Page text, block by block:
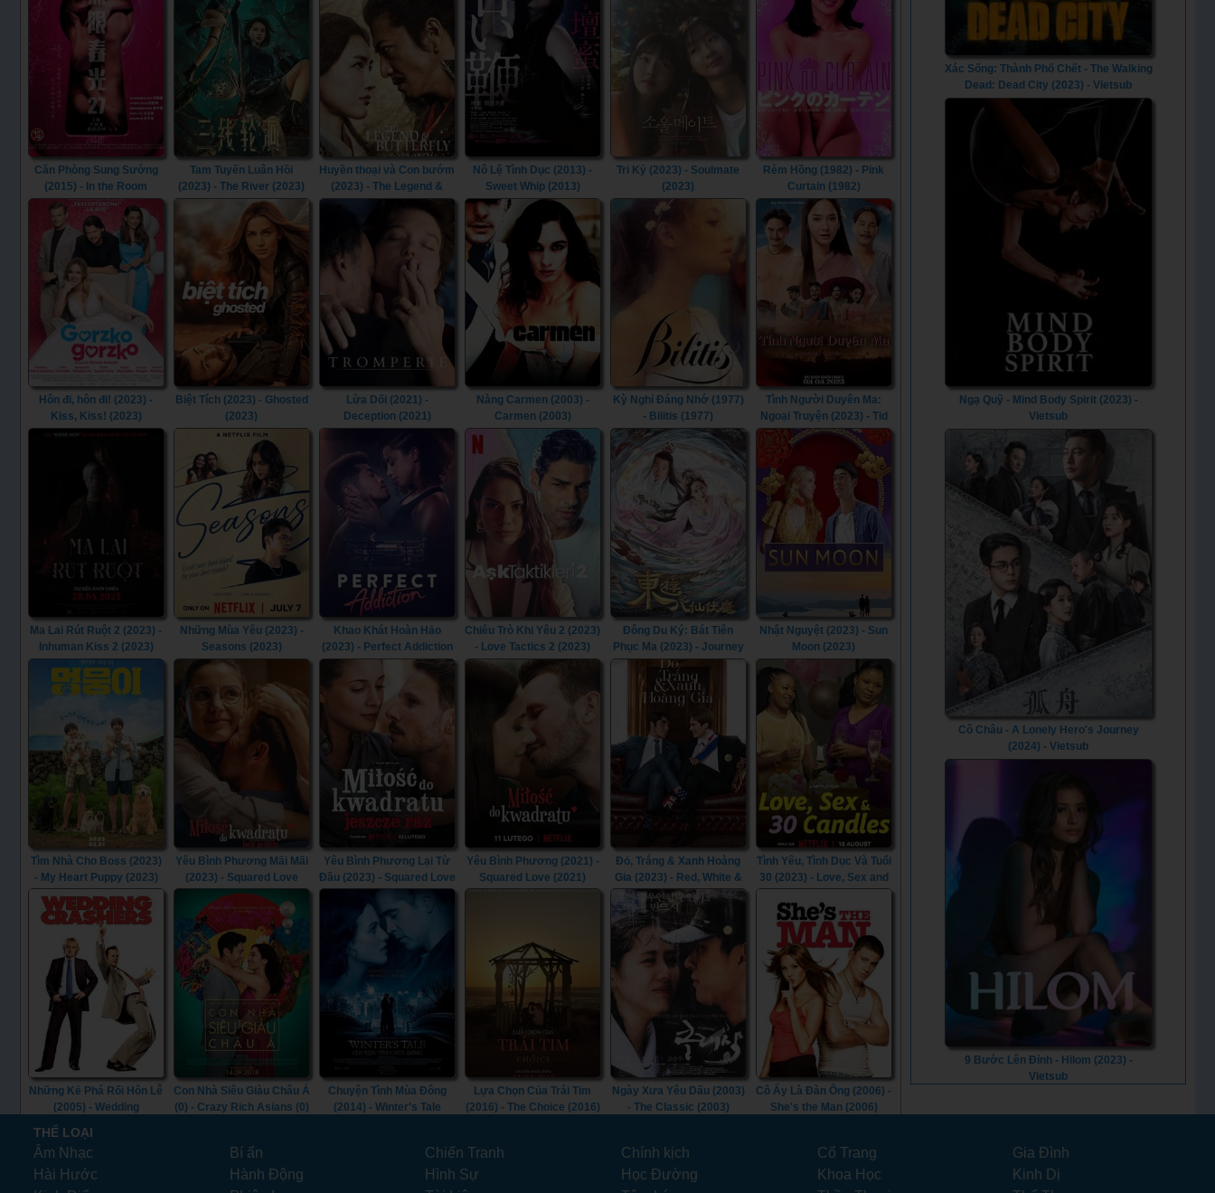
Căn Phòng Sung Sướng
(2015) - In the Room
(2015)
Tam Tuyến Luân Hồi
(2023) - The River (2023)
Huyền thoại và Con bướm
(2023) - The Legend &
Butterfly (2023)
Nô Lệ Tình Dục (2013) -
Sweet Whip (2013)
Tri Kỷ (2023) - Soulmate
(2023)
Rèm Hồng (1982) - Pink
Curtain (1982)
Hôn đi, hôn đi! (2023) -
Kiss, Kiss! (2023)
Biệt Tích (2023) - Ghosted
(2023)
Lừa Dối (2021) -
Deception (2021)
Nàng Carmen (2003) -
Carmen (2003)
Kỳ Nghỉ Đáng Nhớ (1977)
- Bilitis (1977)
Tình Người Duyên Ma:
Ngoại Truyện (2023) - Tid
Noi: More Than True Love
Ma Lai Rút Ruột 2 (2023) -
Inhuman Kiss 2 (2023)
Những Mùa Yêu (2023) -
Seasons (2023)
Khao Khát Hoàn Hảo
(2023) - Perfect Addiction
(2023)
Chiêu Trò Khi Yêu 2 (2023)
- Love Tactics 2 (2023)
Đông Du Ký: Bát Tiên
Phục Ma (2023) - Journey
To The East: The Eight
Immortals (2023)
Nhật Nguyệt (2023) - Sun
Moon (2023)
Tìm Nhà Cho Boss (2023)
- My Heart Puppy (2023)
Yêu Bình Phương Mãi Mãi
(2023) - Squared Love
Everlasting (2023)
Yêu Bình Phương Lại Từ
Đầu (2023) - Squared Love
Yêu Bình Phương (2021) -
Squared Love (2021)
Đỏ, Trắng & Xanh Hoàng
Gia (2023) - Red, White &
Royal Blue (2023)
Tình Yêu, Tình Dục Và Tuổi
30 (2023) - Love, Sex and
30 Candles (2023)
Những Kẻ Phá Rối Hôn Lễ
(2005) - Wedding
Crashers (2005)
Con Nhà Siêu Giàu Châu Á
(0) - Crazy Rich Asians (0)
Chuyện Tình Mùa Đông
(2014) - Winter's Tale
Lựa Chọn Của Trái Tim
(2016) - The Choice (2016)
Ngày Xưa Yêu Dấu (2003)
- The Classic (2003)
Cô Ấy Là Đàn Ông (2006) -
She's the Man (2006)
Xác Sống: Thành Phố Chết - The Walking
Dead: Dead City (2023) - Vietsub
Ngạ Quỹ - Mind Body Spirit (2023) -
Vietsub
Cô Châu - A Lonely Hero's Journey
(2024) - Vietsub
9 Bước Lên Đỉnh - Hilom (2023) -
Vietsub
THỂ LOẠI
Âm Nhạc Bí ẩn Chiến Tranh Chính kịch Cổ Trang
Gia Đình
Hài Hước
Hành Động Hình Sự Học Đường Khoa Học
Kinh Dị